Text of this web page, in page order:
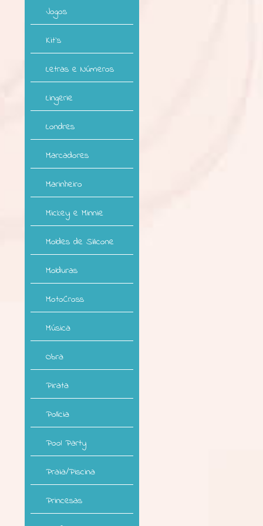
Jogos
Kit`s
Letras e Números
Lingerie
Londres
Marcadores
Marinheiro
Mickey e Minnie
Moldes de Silicone
Molduras
MotoCross
Música
Obra
Pirata
Polícia
Pool Party
Praia/Piscina
Princesas